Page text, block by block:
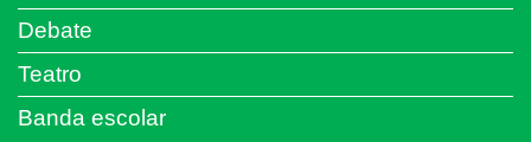
Debate
Teatro
Banda escolar